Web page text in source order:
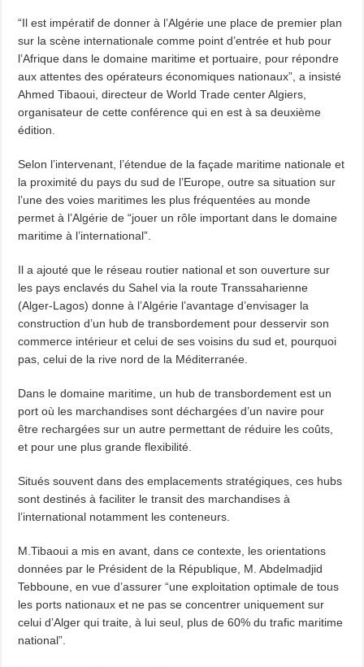
“Il est impératif de donner à l’Algérie une place de premier plan
sur la scène internationale comme point d’entrée et hub pour
l’Afrique dans le domaine maritime et portuaire, pour répondre
aux attentes des opérateurs économiques nationaux”, a insisté
Ahmed Tibaoui, directeur de World Trade center Algiers,
organisateur de cette conférence qui en est à sa deuxième
édition.
Selon l’intervenant, l’étendue de la façade maritime nationale et
la proximité du pays du sud de l’Europe, outre sa situation sur
l’une des voies maritimes les plus fréquentées au monde
permet à l’Algérie de “jouer un rôle important dans le domaine
maritime à l’international”.
Il a ajouté que le réseau routier national et son ouverture sur
les pays enclavés du Sahel via la route Transsaharienne
(Alger-Lagos) donne à l’Algérie l’avantage d’envisager la
construction d’un hub de transbordement pour desservir son
commerce intérieur et celui de ses voisins du sud et, pourquoi
pas, celui de la rive nord de la Méditerranée.
Dans le domaine maritime, un hub de transbordement est un
port où les marchandises sont déchargées d’un navire pour
être rechargées sur un autre permettant de réduire les coûts,
et pour une plus grande flexibilité.
Situés souvent dans des emplacements stratégiques, ces hubs
sont destinés à faciliter le transit des marchandises à
l’international notamment les conteneurs.
M.Tibaoui a mis en avant, dans ce contexte, les orientations
données par le Président de la République, M. Abdelmadjid
Tebboune, en vue d’assurer “une exploitation optimale de tous
les ports nationaux et ne pas se concentrer uniquement sur
celui d’Alger qui traite, à lui seul, plus de 60% du trafic maritime
national”.